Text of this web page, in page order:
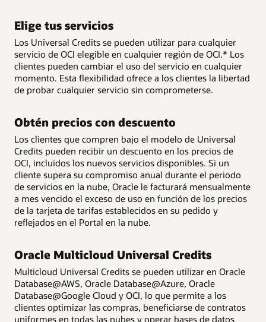
Elige tus servicios
Los Universal Credits se pueden utilizar para cualquier
servicio de OCI elegible en cualquier región de OCI.* Los
clientes pueden cambiar el uso del servicio en cualquier
momento. Esta flexibilidad ofrece a los clientes la libertad
de probar cualquier servicio sin comprometerse.
Obtén precios con descuento
Los clientes que compren bajo el modelo de Universal
Credits pueden recibir un descuento en los precios de
OCI, incluidos los nuevos servicios disponibles. Si un
cliente supera su compromiso anual durante el periodo
de servicios en la nube, Oracle le facturará mensualmente
a mes vencido el exceso de uso en función de los precios
de la tarjeta de tarifas establecidos en su pedido y
reflejados en el Portal en la nube.
Oracle Multicloud Universal Credits
Multicloud Universal Credits se pueden utilizar en Oracle
Database@AWS, Oracle Database@Azure, Oracle
Database@Google Cloud y OCI, lo que permite a los
clientes optimizar las compras, beneficiarse de contratos
uniformes en todas las nubes y operar bases de datos